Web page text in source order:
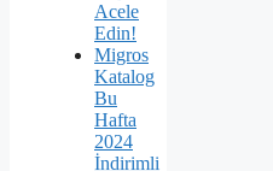
Acele
Edin!
Migros
Katalog
Bu
Hafta
2024
İndirimli